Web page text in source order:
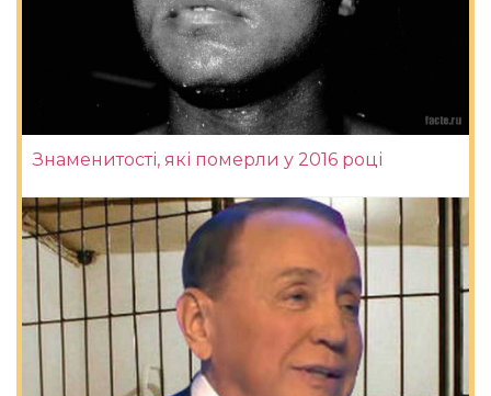
Знаменитості, які померли у 2016 році